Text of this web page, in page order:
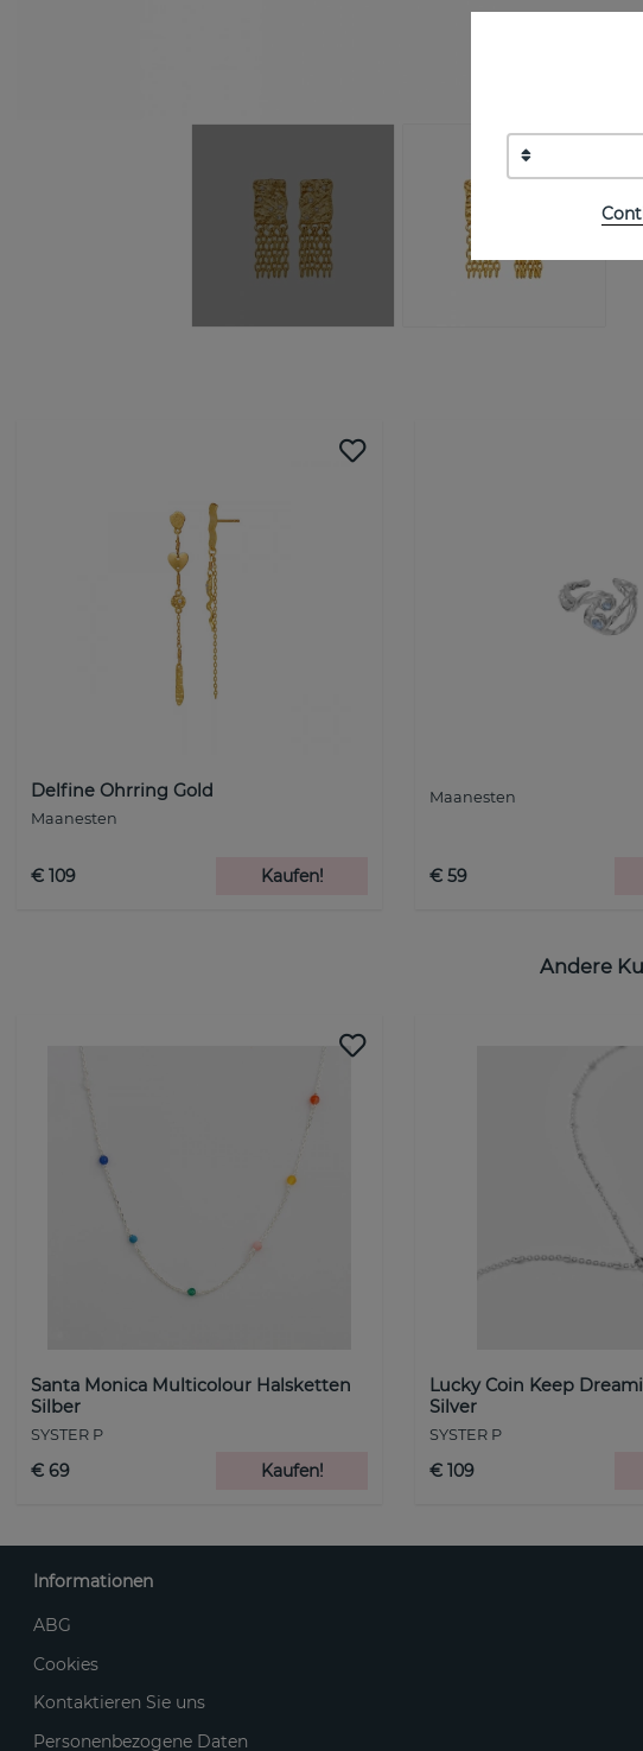
Delfine Ohrring Gold
Maanesten
€ 109 Kaufen!
Maanesten
€ 59
Andere
Santa Monica Multicolour Halsketten
Silber
SYSTER P
€ 69 Kaufen!
Lucky Coin Keep
Silver
SYSTER P
€ 109
Informationen
ABG
Cookies
Kontaktieren Sie uns
Personenbezogene Daten